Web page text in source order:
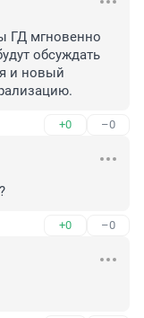
ГД мгновенно
обсуждать
и новый
+0 –0
+0 –0